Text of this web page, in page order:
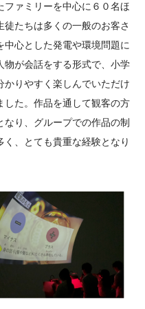
ファミリーを中心に６０名ほ
たちは多くの一般のお客さ
中心とした発電や環境問題に
物が会話をする形式で、小学
りやすく楽しんでいただけ
した。作品を通して観客の方
り、グループでの作品の制
、とても貴重な経験となり